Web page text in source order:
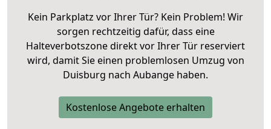
Kein Parkplatz vor Ihrer Tür? Kein Problem! Wir
sorgen rechtzeitig dafür, dass eine
Halteverbotszone direkt vor Ihrer Tür reserviert
wird, damit Sie einen problemlosen Umzug von
Duisburg nach Aubange haben.
Kostenlose Angebote erhalten